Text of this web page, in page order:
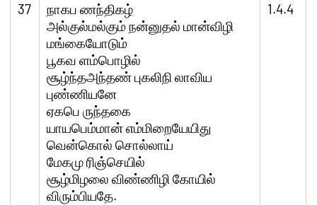
37
நாகப ணந்திகழ்
அல்குல்மல்கும் நன்னுதல் மான்விழி
மங்கையோடும்
பூகவ ளம்பொழில்
சூழ்ந்தஅந்தண் புகலிநி லாவிய
புண்ணியனே
ஏகபெ ருந்தகை
யாயபெம்மான் எம்மிறையேயிது
வென்கொல் சொல்லாய்
மேகமு ரிஞ்செயில்
சூழ்மிழலை விண்ணிழி கோயில்
விரும்பியதே.
1.4.4